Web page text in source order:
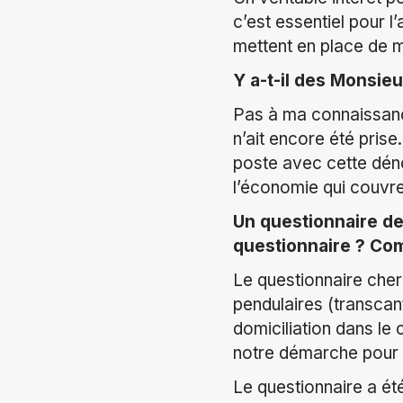
c’est essentiel pour
mettent en place de
Y a-t-il des
Pas à ma
n’ait encore été
poste avec cette
l’économie qui
Un questionnaire
questionnaire ?
Le questionnaire
pendulaires
domiciliation dans le
notre démarche
Le questionnaire a